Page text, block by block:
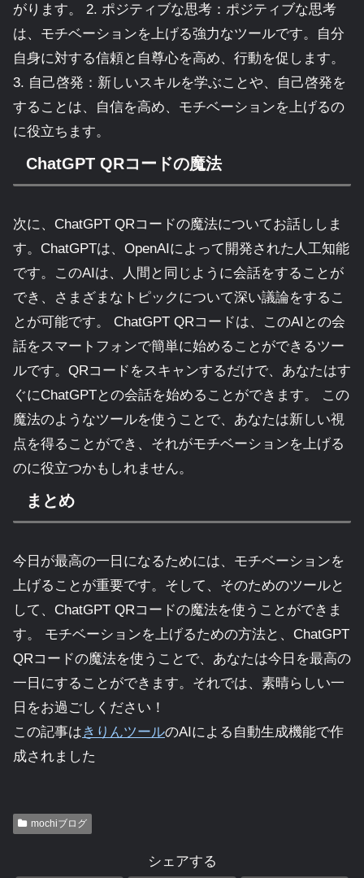
がります。 2. ポジティブな思考：ポジティブな思考
は、モチベーションを上げる強力なツールです。自分
自身に対する信頼と自尊心を高め、行動を促します。
3. 自己啓発：新しいスキルを学ぶことや、自己啓発を
することは、自信を高め、モチベーションを上げるの
に役立ちます。
ChatGPT QRコードの魔法
次に、ChatGPT QRコードの魔法についてお話ししま
す。ChatGPTは、OpenAIによって開発された人工知能
です。このAIは、人間と同じように会話をすることが
でき、さまざまなトピックについて深い議論をするこ
とが可能です。 ChatGPT QRコードは、このAIとの会
話をスマートフォンで簡単に始めることができるツー
ルです。QRコードをスキャンするだけで、あなたはす
ぐにChatGPTとの会話を始めることができます。 この
魔法のようなツールを使うことで、あなたは新しい視
点を得ることができ、それがモチベーションを上げる
のに役立つかもしれません。
まとめ
今日が最高の一日になるためには、モチベーションを
上げることが重要です。そして、そのためのツールと
して、ChatGPT QRコードの魔法を使うことができま
す。 モチベーションを上げるための方法と、ChatGPT
QRコードの魔法を使うことで、あなたは今日を最高の
一日にすることができます。それでは、素晴らしい一
日をお過ごしください！
この記事はきりんツールのAIによる自動生成機能で作
成されました
mochiブログ
シェアする